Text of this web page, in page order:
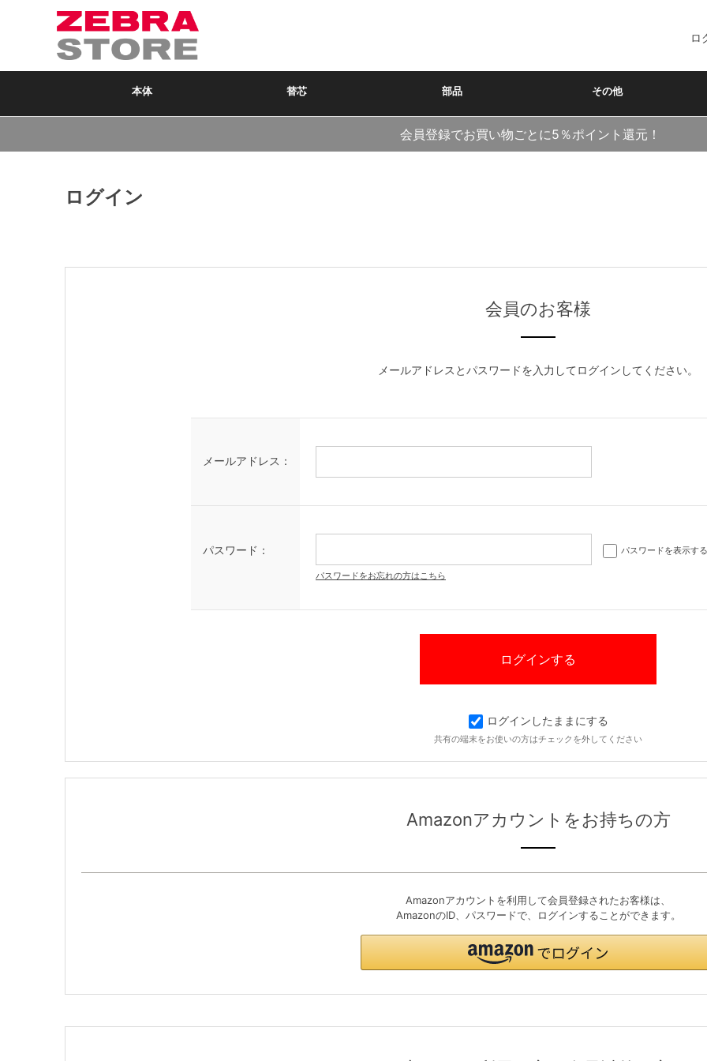
ロ
本体 替芯 部品 その他
会員登録でお買い物ごとに5％ポイント還元！
ログイン
会員のお客様
メールアドレスとパスワードを入力してログインしてください。
メールアドレス：
パスワード： パスワードを表示する
パスワードをお忘れの方はこちら
ログインしたままにする
共有の端末をお使いの方はチェックを外してください
Amazonアカウントをお持ちの方
Amazonアカウントを利用して会員登録されたお客様は、
AmazonのID、パスワードで、ログインすることができます。